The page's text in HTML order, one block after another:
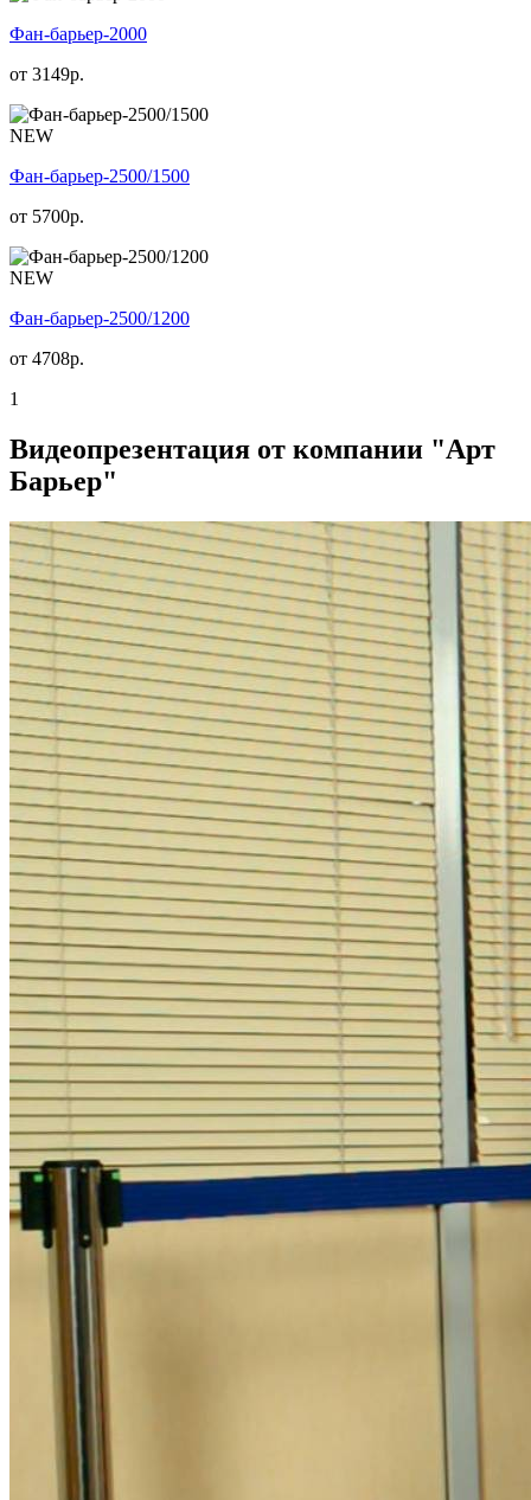
Фан-барьер-2000
от 3149р.
NEW
Фан-барьер-2500/1500
от 5700р.
NEW
Фан-барьер-2500/1200
от 4708р.
1
Видеопрезентация от компании "Арт
Барьер"